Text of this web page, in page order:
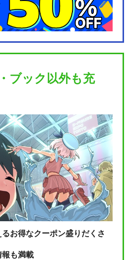
まっててね！コイキング － ポ
ふぶきのなつやすみ － ポケモ
ンアニメシリーズ…
閉じる
ブック以外も充
お得なクーポン盛りだくさ
も満載